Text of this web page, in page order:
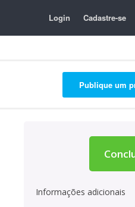
Login Cadastre-se
Publique um
Informações adicionais